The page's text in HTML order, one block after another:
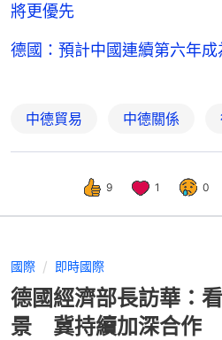
將更優先
德國：預計中國連續第六年
中德貿易 中德關係
9 1 0
國際 即時國際
德國經濟部長訪華：
景 冀持續加深合作